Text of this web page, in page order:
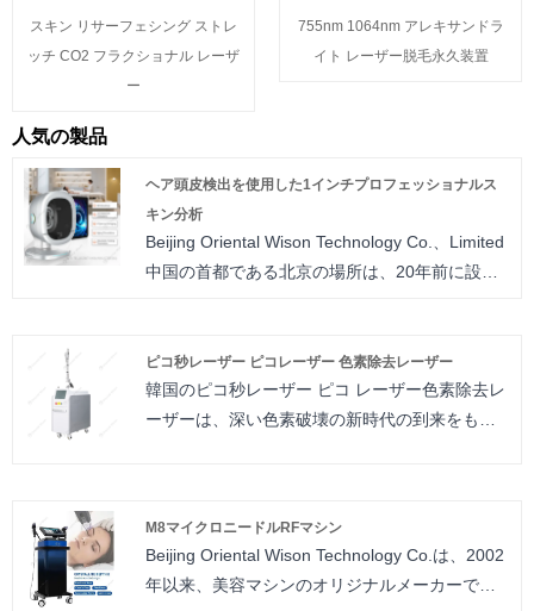
スキン リサーフェシング ストレ
ッチ CO2 フラクショナル レーザ
ー
755nm 1064nm アレキサンドラ
イト レーザー脱毛永久装置
人気の製品
ヘア頭皮検出を使用した1インチプロフェッショナルス
キン分析
Beijing Oriental Wison Technology Co.、Limited
中国の首都である北京の場所は、20年前に設立
ており、世界中で非常に高い評価を得ていま
す。私たちは、研究、開発、製造、トレーニン
グ、美容機器の販売に統合しています。当社の
提供します。
欧州CE医療証明書、ISO13485：2008および
ISO9001：2008国際品質管理システム証明書を
ピコ秒レーザー ピコレーザー 色素除去レーザー
韓国のピコ秒レーザー ピコ レーザー色素除去レ
ーザーは、深い色素破壊の新時代の到来をもた
ー色素除去レーザーは2種類の治療プローブと3
つの波長（1064nm、755nm、532nm）を搭載
し、さまざまな治療に対応できます。ハニカム
M8マイクロニードルRFマシン
Beijing Oriental Wison Technology Co.は、2002
年以来、美容マシンのオリジナルメーカーであ